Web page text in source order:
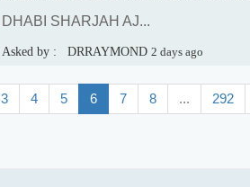
DHABI SHARJAH AJ...
Asked by : DRRAYMOND 2 days ago
3 4 5 6 7 8 ... 292